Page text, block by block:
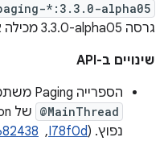
*:3.3.0-alpha05
גרסה ‎3.3.0-alpha05 מכילה את
שינויים ב-API
הספרייה Paging משתמשת עכשיו בהערה
@MainThread
נפוץ. ‫( I78f0d
, ‏